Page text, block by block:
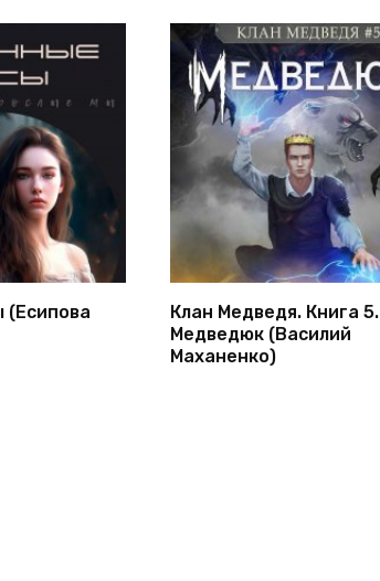
(Есипова
Клан Медведя. Книга 5.
Медведюк (Василий
Маханенко)